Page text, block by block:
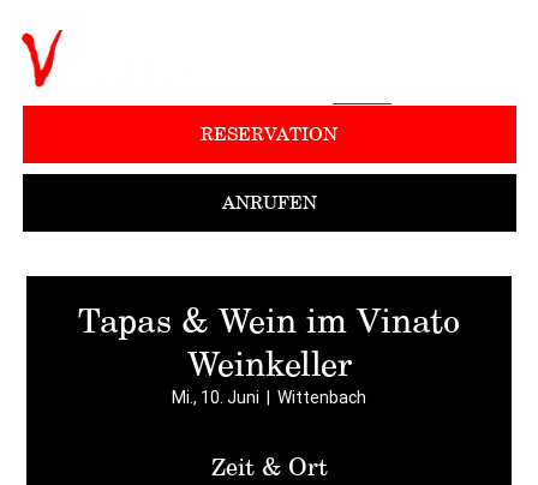
ANRUFEN
RESERVATION
Tapas & Wein im Vinato
Weinkeller
Mi., 10. Juni Wittenbach
Zeit & Ort